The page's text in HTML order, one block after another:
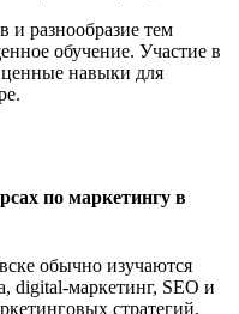
и разнообразие тем
обучение. Участие в
ценные навыки для
по маркетингу в
обычно изучаются
digital-маркетинг, SEO и
стратегий,